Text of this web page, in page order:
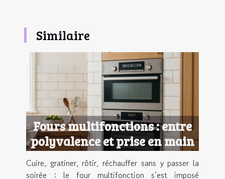
Similaire
Fours multifonctions : entre
polyvalence et prise en main
Cuire, gratiner, rôtir, réchauffer sans y passer la
soirée : le four multifonction s’est imposé